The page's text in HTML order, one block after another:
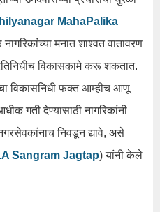
MahaPalika
मनात शाश्वत वातावरण
विकासकामे करू शकतात.
विकासनिधी फक्त आम्हीच आणू
गती देण्यासाठी नागरिकांनी
निवडून द्यावे, असे
Sangram Jagtap) यांनी केले